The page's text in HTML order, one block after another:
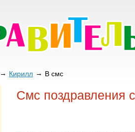
Кирилл В смс
Смс поздравления